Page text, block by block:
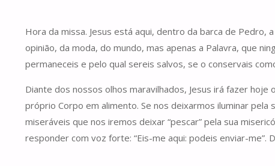
Hora da missa. Jesus está aqui, dentro da barca de Pedro,
opinião, da moda, do mundo, mas apenas a Palavra, que
permaneceis e pelo qual sereis salvos, se o conservais
Diante dos nossos olhos maravilhados, Jesus irá fazer
próprio Corpo em alimento. Se nos deixarmos iluminar
miseráveis que nos iremos deixar “pescar” pela sua
responder com voz forte: “Eis-me aqui: podeis enviar-me”.